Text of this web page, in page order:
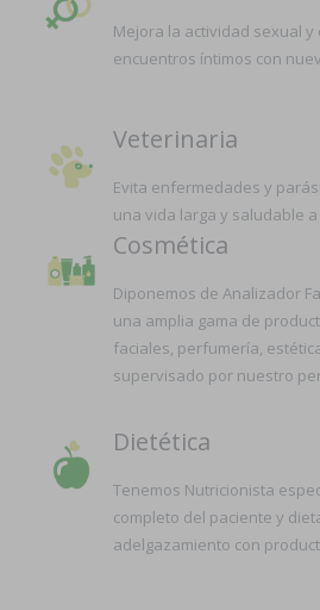
Mejora la actividad sexual y
encuentros íntimos con
Veterinaria
Evita enfermedades y
una vida larga y saludable
Cosmética
Diponemos de Analizador
una amplia gama de
faciales, perfumería,
supervisado por nuestro
Dietética
Tenemos Nutricionista
completo del paciente y
adelgazamiento con